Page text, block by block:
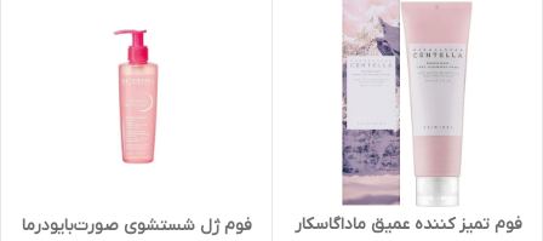
فوم تمیز کننده عمیق ماداگاسکار
فوم ژل شستشوی صورت‌بایودرما